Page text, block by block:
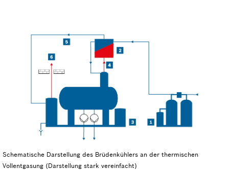
Schematische Darstellung des Brüdenkühlers an der thermischen
Vollentgasung (Darstellung stark vereinfacht)